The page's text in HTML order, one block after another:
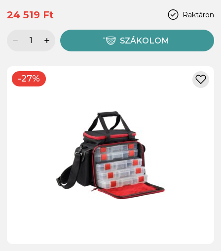
Raktáron
24 519 Ft
SZÁKOLOM
-27%